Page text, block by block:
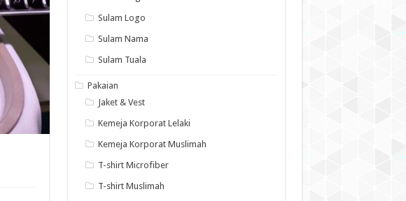
Sulam Logo
Sulam Nama
Sulam Tuala
Pakaian
Jaket & Vest
Kemeja Korporat Lelaki
Kemeja Korporat Muslimah
T-shirt Microfiber
T-shirt Muslimah